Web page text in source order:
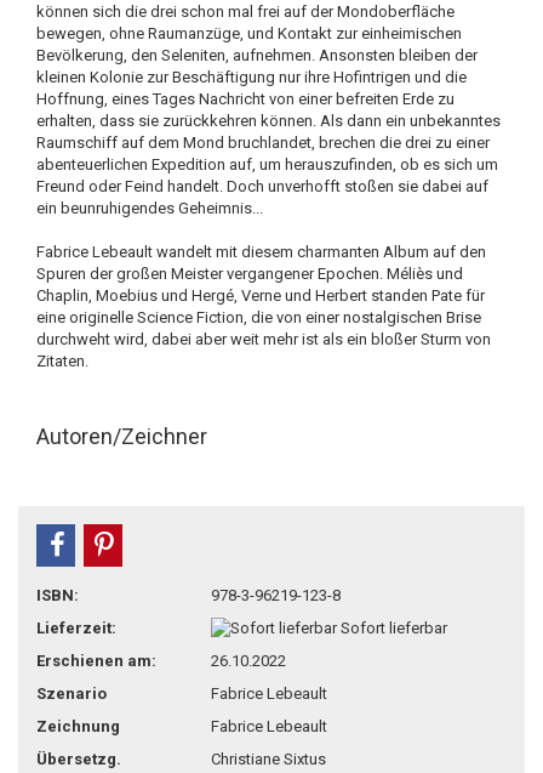
können sich die drei schon mal frei auf der Mondoberfläche
bewegen, ohne Raumanzüge, und Kontakt zur einheimischen
Bevölkerung, den Seleniten, aufnehmen. Ansonsten bleiben der
kleinen Kolonie zur Beschäftigung nur ihre Hofintrigen und die
Hoffnung, eines Tages Nachricht von einer befreiten Erde zu
erhalten, dass sie zurückkehren können. Als dann ein unbekanntes
Raumschiff auf dem Mond bruchlandet, brechen die drei zu einer
abenteuerlichen Expedition auf, um herauszufinden, ob es sich um
Freund oder Feind handelt. Doch unverhofft stoßen sie dabei auf
ein beunruhigendes Geheimnis...
Fabrice Lebeault wandelt mit diesem charmanten Album auf den
Spuren der großen Meister vergangener Epochen. Méliès und
Chaplin, Moebius und Hergé, Verne und Herbert standen Pate für
eine originelle Science Fiction, die von einer nostalgischen Brise
durchweht wird, dabei aber weit mehr ist als ein bloßer Sturm von
Zitaten.
Autoren/Zeichner
teilen
ISBN:
978-3-96219-123-8
Lieferzeit:
Sofort lieferbar
Erschienen am:
26.10.2022
Szenario
Fabrice Lebeault
Zeichnung
Fabrice Lebeault
Übersetzg.
Christiane Sixtus